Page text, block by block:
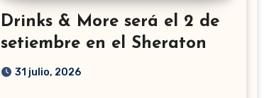
Drinks & More será el 2 de
setiembre en el Sheraton
31 julio, 2026